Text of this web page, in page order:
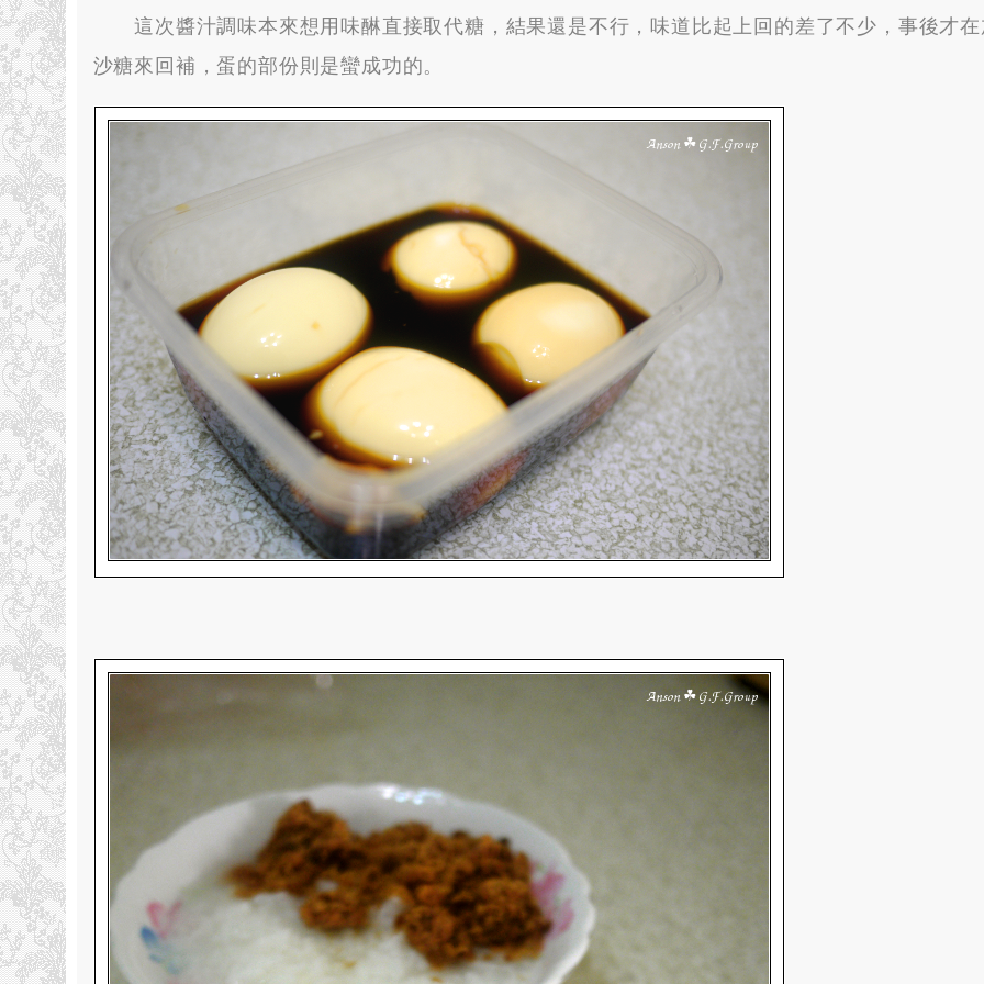
這次醬汁調味本來想用味醂直接取代糖 ， 結果還是不行 ， 味道比起上回的差了不少 ， 事後才
沙糖來回補 ，蛋的部份則是蠻成功的。